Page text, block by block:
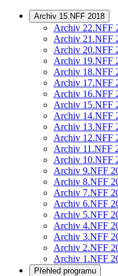
Archiv 15.NFF 2018
Archiv 22.NFF
Archiv 21.NFF
Archiv 20.NFF
Archiv 19.NFF
Archiv 18.NFF
Archiv 17.NFF
Archiv 16.NFF
Archiv 15.NFF
Archiv 14.NFF
Archiv 13.NFF
Archiv 12.NFF
Archiv 11.NFF
Archiv 10.NFF
Archiv 9.NFF
Archiv 8.NFF
Archiv 7.NFF
Archiv 6.NFF
Archiv 5.NFF
Archiv 4.NFF
Archiv 3.NFF
Archiv 2.NFF
Archiv 1.NFF
Přehled programu